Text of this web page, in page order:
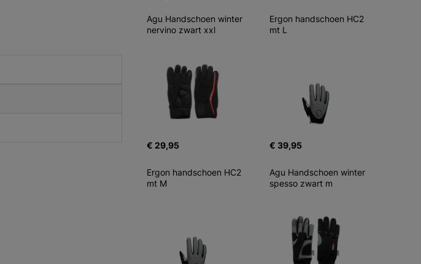
Agu Handschoen winter
nervino zwart xxl
€ 29,95
Ergon handschoen HC2
mt L
€ 39,95
Ergon handschoen HC2
mt M
Agu Handschoen winter
spesso zwart m